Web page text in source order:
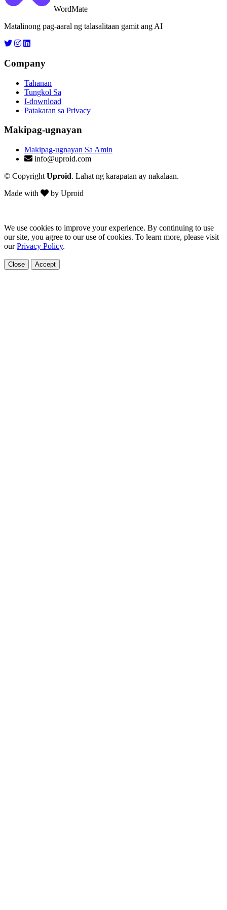
WordMate
Matalinong pag-aaral ng talasalitaan gamit ang AI
Company
Tahanan
Tungkol Sa
I-download
Patakaran sa Privacy
Makipag-ugnayan
Makipag-ugnayan Sa Amin
info@uproid.com
© Copyright Uproid. Lahat ng karapatan ay nakalaan.
Made with
by Uproid
We use cookies to improve your experience. By continuing to use
our site, you agree to our use of cookies. To learn more, please visit
ourPrivacy Policy.
Close Accept